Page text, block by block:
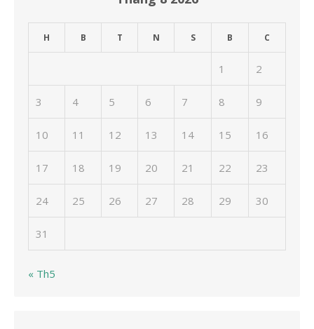
H B T N S B C
1 2
3 4 5 6 7 8 9
10 11 12 13 14 15 16
17 18 19 20 21 22 23
24 25 26 27 28 29 30
31
« Th5